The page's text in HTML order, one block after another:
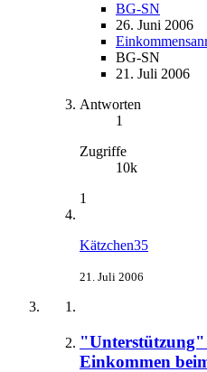
BG-SN
26. Juni 2006
BG-SN
21. Juli 2006
Antworten
1
Zugriffe
10k
1
Kätzchen35
21. Juli 2006
Einkommen